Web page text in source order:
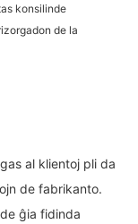
konsilinde
de la
al klientoj pli da
de fabrikanto.
ĝia fidinda